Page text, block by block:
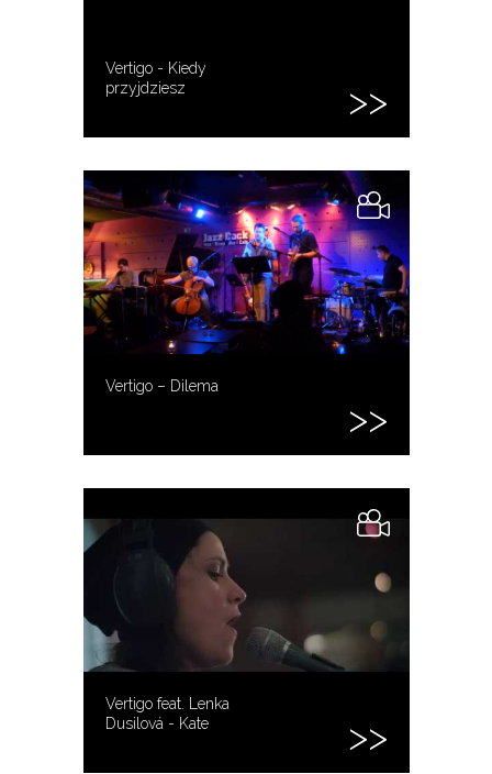
Vertigo - Kiedy
przyjdziesz
Vertigo – Dilema
Vertigo feat. Lenka
Dusilová - Kate